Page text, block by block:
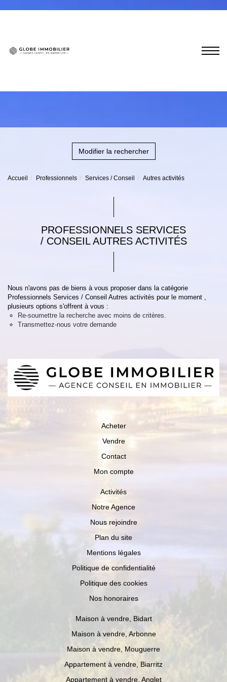
Modifier la rechercher
Accueil Professionnels Services / Conseil Autres activités
PROFESSIONNELS SERVICES
/ CONSEIL AUTRES ACTIVITÉS
Nous n'avons pas de biens à vous proposer dans la catégorie
Professionnels Services / Conseil Autres activités pour le moment ,
plusieurs options s'offrent à vous :
Re-soumettre la recherche avec moins de critères.
Transmettez-nous votre demande
Acheter
Vendre
Contact
Mon compte
Activités
Notre Agence
Nous rejoindre
Plan du site
Mentions légales
Politique de confidentialité
Politique des cookies
Nos honoraires
Maison à vendre, Bidart
Maison à vendre, Arbonne
Maison à vendre, Mouguerre
Appartement à vendre, Biarritz
Appartement à vendre, Anglet